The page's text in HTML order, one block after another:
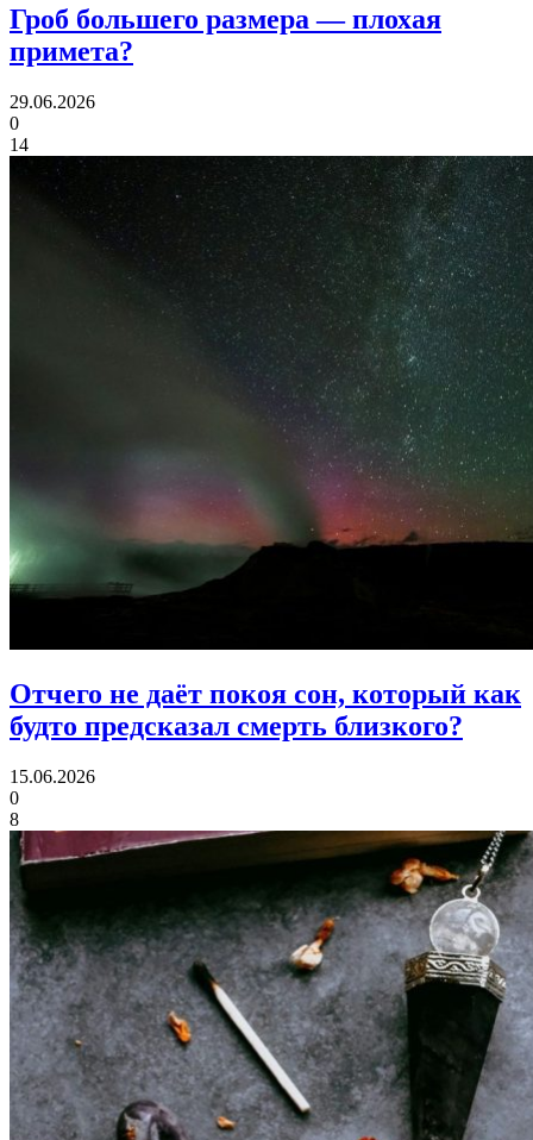
Гроб большего размера— плохая
примета?
29.06.2026
0
14
Отчего не даёт покоя сон, который как
будто предсказал смерть близкого?
15.06.2026
0
8